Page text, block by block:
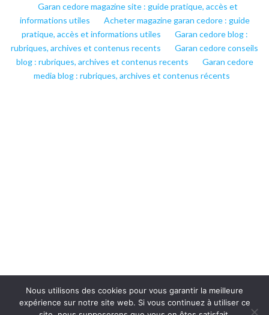
Garan cedore magazine site : guide pratique, accès et
informations utiles
Acheter magazine garan cedore : guide
pratique, accès et informations utiles
Garan cedore blog :
rubriques, archives et contenus recents
Garan cedore conseils
blog : rubriques, archives et contenus recents
Garan cedore
media blog : rubriques, archives et contenus récents
Nous utilisons des cookies pour vous garantir la meilleure
expérience sur notre site web. Si vous continuez à utiliser ce